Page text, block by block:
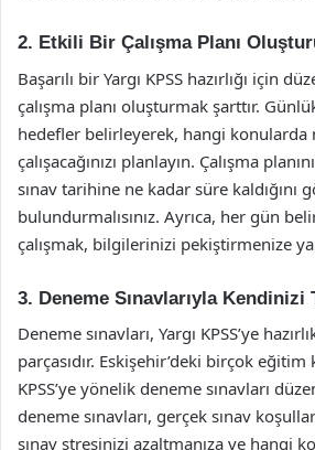
2. Etkili Bir Çalışma Planı
Başarılı bir Yargı KPSS hazırlığı için
çalışma planı oluşturmak şarttır.
hedefler belirleyerek, hangi konularda
çalışacağınızı planlayın. Çalışma
sınav tarihine ne kadar süre kaldığını
bulundurmalısınız. Ayrıca, her gün
çalışmak, bilgilerinizi pekiştirmenize
3. Deneme Sınavlarıyla Kendinizi
Deneme sınavları, Yargı KPSS’ye
parçasıdır. Eskişehir’deki birçok eğitim
KPSS’ye yönelik deneme sınavları
deneme sınavları, gerçek sınav
sınav stresinizi azaltmanıza ve hangi